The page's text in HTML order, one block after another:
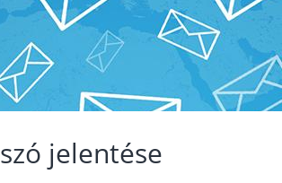
szó jelentése